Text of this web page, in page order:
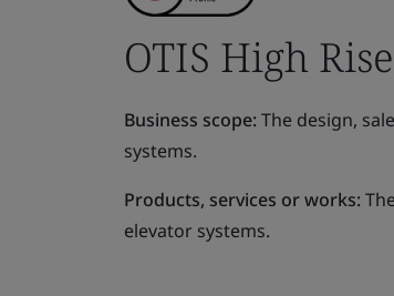
OTIS High
Business scope:The design,
systems.
Products, services or works:
elevator systems.